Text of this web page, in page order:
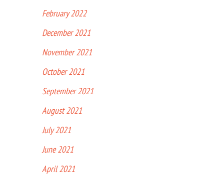
February 2022
December 2021
November 2021
October 2021
September 2021
August 2021
July 2021
June 2021
April 2021